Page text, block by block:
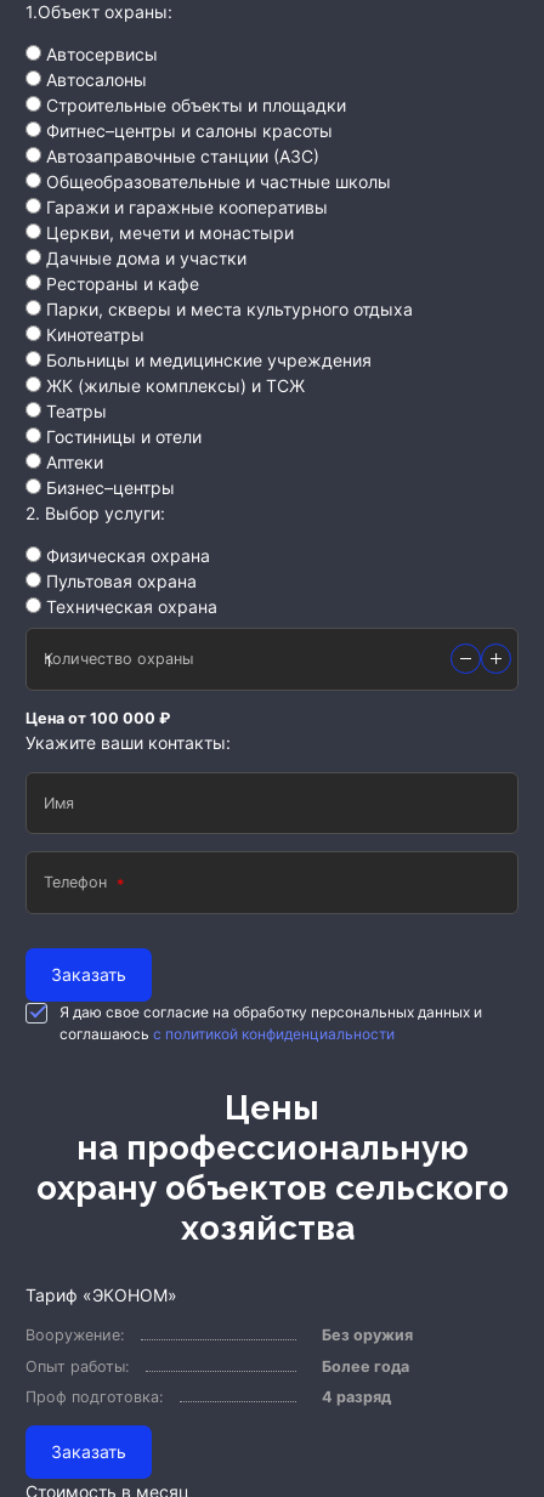
1.Объект охраны:
Автосервисы
Автосалоны
Строительные объекты и площадки
Фитнес–центры и салоны красоты
Автозаправочные станции (АЗС)
Общеобразовательные и частные школы
Гаражи и гаражные кооперативы
Церкви, мечети и монастыри
Дачные дома и участки
Рестораны и кафе
Парки, скверы и места культурного отдыха
Кинотеатры
Больницы и медицинские учреждения
ЖК (жилые комплексы) и ТСЖ
Театры
Гостиницы и отели
Аптеки
Бизнес–центры
2. Выбор услуги:
Физическая охрана
Пультовая охрана
Техническая охрана
Количество охраны
Цена от 100 000 ₽
Укажите ваши контакты:
Имя
Телефон
Заказать
Я даю свое согласие на обработку персональных данных и
соглашаюсь с политикой конфиденциальности
Цены
на профессиональную
охрану объектов сельского
хозяйства
Тариф «ЭКОНОМ»
Вооружение:
Без оружия
Опыт работы:
Более года
Проф подготовка:
4 разряд
Заказать
Стоимость в месяц